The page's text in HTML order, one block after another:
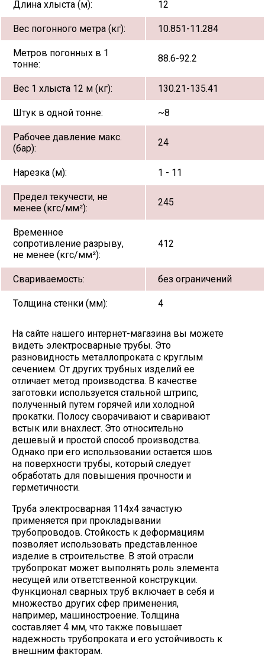
Длина хлыста (м): 12
Вес погонного метра (кг): 10.851-11.284
Метров погонных в 1
тонне:
88.6-92.2
Вес 1 хлыста 12 м (кг): 130.21-135.41
Штук в одной тонне: ~8
Рабочее давление макс.
(бар):
24
Нарезка (м): 1 - 11
Предел текучести, не
менее (кгс/мм²):
245
Временное
сопротивление разрыву,
не менее (кгс/мм²):
412
Свариваемость: без ограничений
Толщина стенки (мм): 4
На сайте нашего интернет-магазина вы можете
видеть электросварные трубы. Это
разновидность металлопроката с круглым
сечением. От других трубных изделий ее
отличает метод производства. В качестве
заготовки используется стальной штрипс,
полученный путем горячей или холодной
прокатки. Полосу сворачивают и сваривают
встык или внахлест. Это относительно
дешевый и простой способ производства.
Однако при его использовании остается шов
на поверхности трубы, который следует
обработать для повышения прочности и
герметичности.
Труба электросварная 114х4 зачастую
применяется при прокладывании
трубопроводов. Стойкость к деформациям
позволяет использовать представленное
изделие в строительстве. В этой отрасли
трубопрокат может выполнять роль элемента
несущей или ответственной конструкции.
Функционал сварных труб включает в себя и
множество других сфер применения,
например, машиностроение. Толщина
составляет 4 мм, что также повышает
надежность трубопроката и его устойчивость к
внешним факторам.